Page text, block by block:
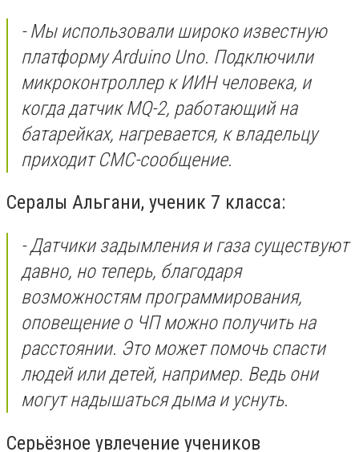
- Мы использовали широко известную
платформу Arduino Uno. Подключили
микроконтроллер к ИИН человека, и
когда датчик MQ-2, работающий на
батарейках, нагревается, к владельцу
приходит СМС-сообщение.
Сералы Альгани, ученик 7 класса:
- Датчики задымления и газа существуют
давно, но теперь, благодаря
возможностям программирования,
оповещение о ЧП можно получить на
расстоянии. Это может помочь спасти
людей или детей, например. Ведь они
могут надышаться дыма и уснуть.
Серьёзное увлечение учеников